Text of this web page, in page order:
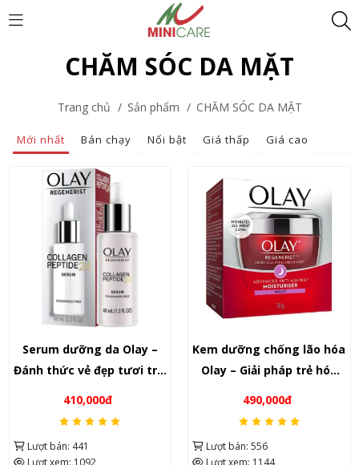
CHĂM SÓC DA MẶT
Trang chủ / Sản phẩm / CHĂM SÓC DA MẶT
Mới nhất Bán chạy Nổi bật Giá thấp Giá cao
Serum dưỡng da Olay –
Đánh thức vẻ đẹp tươi trẻ,
410,000đ
Lượt bán: 441
Lượt xem: 1092
Kem dưỡng chống lão hóa
Olay – Giải pháp trẻ hóa
490,000đ
Lượt bán: 556
Lượt xem: 1144